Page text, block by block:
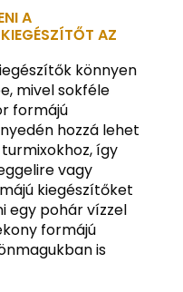
A
AZ
könnyen
mivel sokféle
formájú
hozzá lehet
így
vagy
kiegészítőket
egy pohár vízzel
formájú
is